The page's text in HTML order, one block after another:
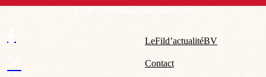
Le Fil d’actualité BV
Contact